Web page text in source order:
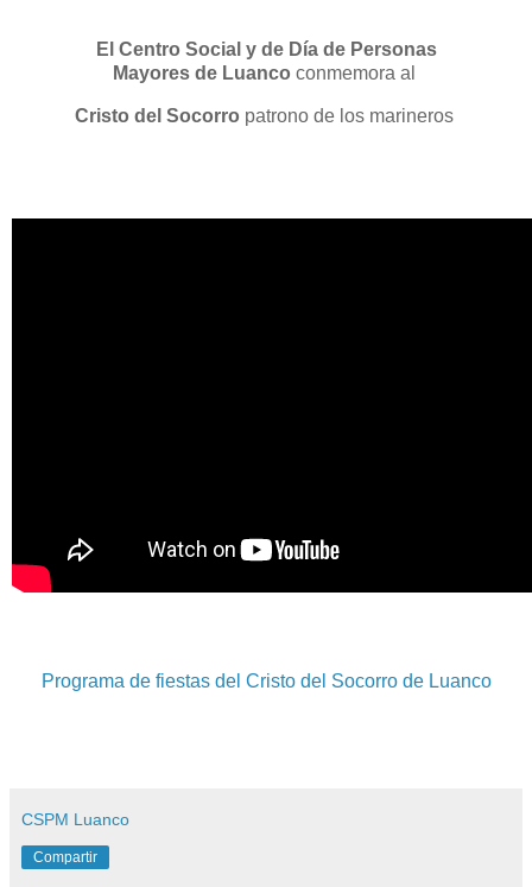
El Centro Social y de Día de Personas
Mayores de Luanco conmemora al
Cristo del Socorro patrono de los marineros
Programa de fiestas del Cristo del Socorro de Luanco
CSPM Luanco
Compartir